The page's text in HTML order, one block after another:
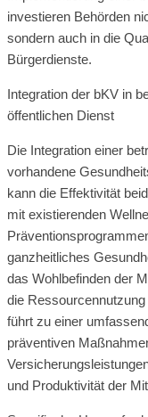
investieren Behörden
sondern auch in die
Bürgerdienste.
Integration der bKV in
öffentlichen Dienst
Die Integration einer
vorhandene
kann die Effektivität
mit existierenden
ganzheitliches
das Wohlbefinden der
die
führt zu einer
präventiven
und Produktivität der